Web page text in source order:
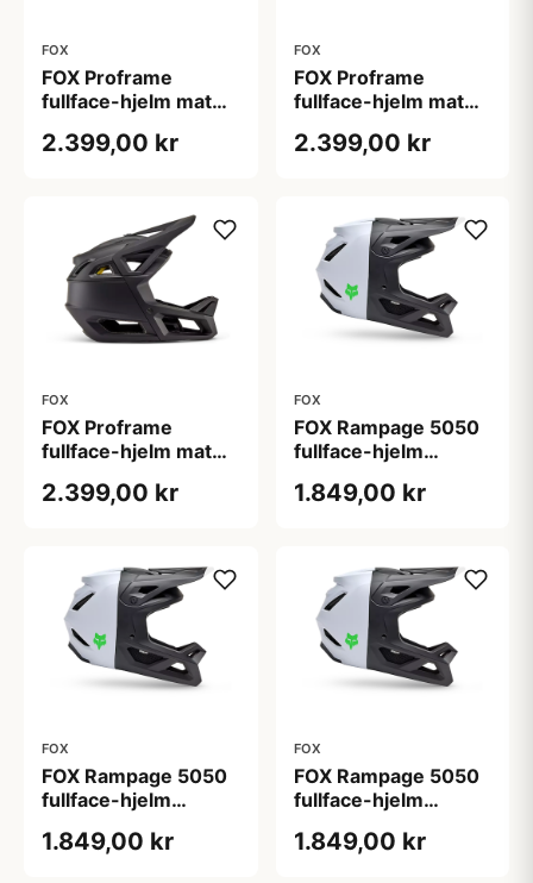
FOX
FOX Proframe
fullface-hjelm mat
51-55 cm)
2.399,00 kr
FOX
FOX Proframe
fullface-hjelm mat
55-59 cm)
2.399,00 kr
FOX
FOX Proframe
fullface-hjelm mat
59-63 cm)
2.399,00 kr
FOX
FOX Rampage 5050
fullface-hjelm
1.849,00 kr
FOX
FOX Rampage 5050
fullface-hjelm
1.849,00 kr
FOX
FOX Rampage 5050
fullface-hjelm
1.849,00 kr